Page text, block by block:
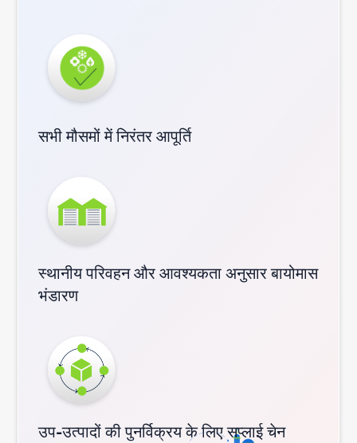
सभी मौसमों में निरंतर आपूर्ति
स्थानीय परिवहन और आवश्यकता अनुसार बायोमास
भंडारण
उप-उत्पादों की पुनर्विक्रय के लिए सप्लाई चेन